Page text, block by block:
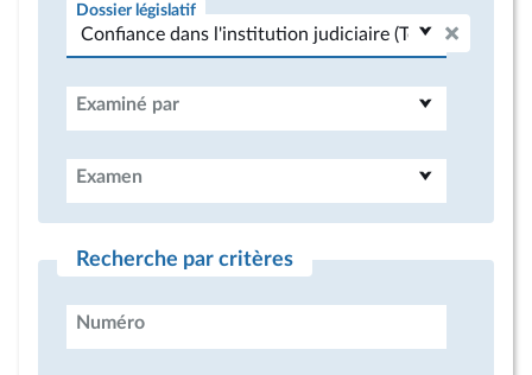
Dossier législatif
Examiné par
Examen
Recherche par critères
Numéro